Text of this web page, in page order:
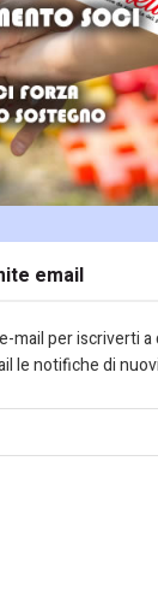
email
mail per iscriverti a
le notifiche di